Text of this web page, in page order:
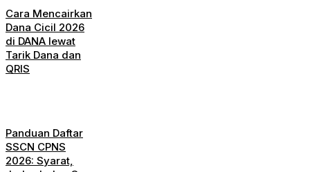
Cara Mencairkan
Dana Cicil 2026
di DANA lewat
Tarik Dana dan
QRIS
Panduan Daftar
SSCN CPNS
2026: Syarat,